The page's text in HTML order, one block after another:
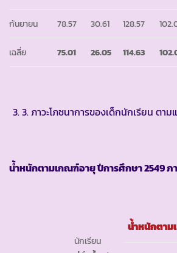
กันยายน 78.57 30.61 128.57
เฉลี่ย 75.01 26.05 114.63
3. ภาวะโภชนาการของเด็กนักเรียน ตา
น้ำหนักตามเกณฑ์อายุ ปีการศึกษา2549 ภ
นักเรียน
น้ำหนักตา